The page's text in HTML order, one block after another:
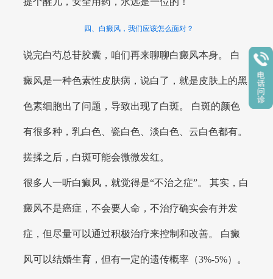
四、白癜风，我们应该怎么面对？
说完白芍总苷胶囊，咱们再来聊聊白癜风本身。 白
癜风是一种色素性皮肤病，说白了，就是皮肤上的黑
色素细胞出了问题，导致出现了白斑。 白斑的颜色
有很多种，乳白色、瓷白色、淡白色、云白色都有。
搓揉之后，白斑可能会微微发红。
很多人一听白癜风，就觉得是“不治之症”。 其实，白
癜风不是癌症，不会要人命，不治疗确实会有并发
症，但尽量可以通过积极治疗来控制和改善。 白癜
风可以结婚生育，但有一定的遗传概率（3%-5%）。